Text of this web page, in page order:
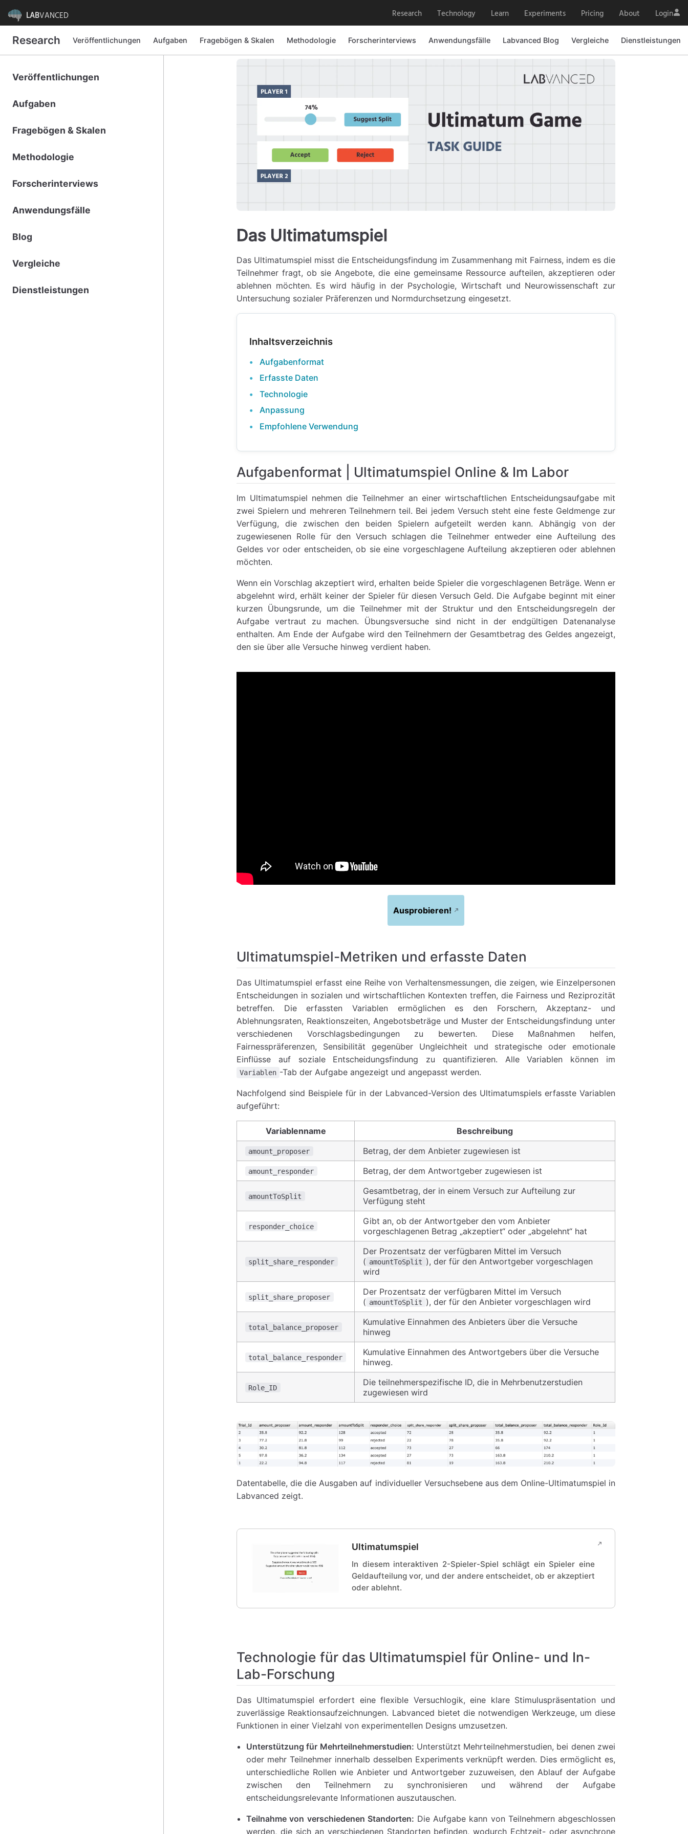
LABVANCED Research Technology Learn Experiments Pricing About Login
Research Veröffentlichungen Aufgaben Fragebögen & Skalen Methodologie Forscherinterviews Anwendungsfälle Labvanced Blog Vergleiche Dienstleistungen
Veröffentlichungen
Aufgaben
Fragebögen & Skalen
Methodologie
Forscherinterviews
Anwendungsfälle
Blog
Vergleiche
Dienstleistungen
Das Ultimatumspiel
Das Ultimatumspiel misst die Entscheidungsfindung im Zusammenhang mit Fairness, indem es die
Teilnehmer fragt, ob sie Angebote, die eine gemeinsame Ressource aufteilen, akzeptieren oder
ablehnen möchten. Es wird häufig in der Psychologie, Wirtschaft und Neurowissenschaft zur
Untersuchung sozialer Präferenzen und Normdurchsetzung eingesetzt.
Inhaltsverzeichnis
Aufgabenformat
Erfasste Daten
Technologie
Anpassung
Empfohlene Verwendung
Aufgabenformat | Ultimatumspiel Online & Im Labor
Im Ultimatumspiel nehmen die Teilnehmer an einer wirtschaftlichen Entscheidungsaufgabe mit
zwei Spielern und mehreren Teilnehmern teil. Bei jedem Versuch steht eine feste Geldmenge zur
Verfügung, die zwischen den beiden Spielern aufgeteilt werden kann. Abhängig von der
zugewiesenen Rolle für den Versuch schlagen die Teilnehmer entweder eine Aufteilung des
Geldes vor oder entscheiden, ob sie eine vorgeschlagene Aufteilung akzeptieren oder ablehnen
möchten.
Wenn ein Vorschlag akzeptiert wird, erhalten beide Spieler die vorgeschlagenen Beträge. Wenn er
abgelehnt wird, erhält keiner der Spieler für diesen Versuch Geld. Die Aufgabe beginnt mit einer
kurzen Übungsrunde, um die Teilnehmer mit der Struktur und den Entscheidungsregeln der
Aufgabe vertraut zu machen. Übungsversuche sind nicht in der endgültigen Datenanalyse
enthalten. Am Ende der Aufgabe wird den Teilnehmern der Gesamtbetrag des Geldes angezeigt,
den sie über alle Versuche hinweg verdient haben.
Ausprobieren!
Ultimatumspiel-Metriken und erfasste Daten
Das Ultimatumspiel erfasst eine Reihe von Verhaltensmessungen, die zeigen, wie Einzelpersonen
Entscheidungen in sozialen und wirtschaftlichen Kontexten treffen, die Fairness und Reziprozität
betreffen. Die erfassten Variablen ermöglichen es den Forschern, Akzeptanz- und
Ablehnungsraten, Reaktionszeiten, Angebotsbeträge und Muster der Entscheidungsfindung unter
verschiedenen Vorschlagsbedingungen zu bewerten. Diese Maßnahmen helfen,
Fairnesspräferenzen, Sensibilität gegenüber Ungleichheit und strategische oder emotionale
Einflüsse auf soziale Entscheidungsfindung zu quantifizieren. Alle Variablen können im
Variablen -Tab der Aufgabe angezeigt und angepasst werden.
Nachfolgend sind Beispiele für in der Labvanced-Version des Ultimatumspiels erfasste Variablen
aufgeführt:
Variablenname Beschreibung
amount_proposer Betrag, der dem Anbieter zugewiesen ist
amount_responder Betrag, der dem Antwortgeber zugewiesen ist
amountToSplit
Gesamtbetrag, der in einem Versuch zur Aufteilung zur
Verfügung steht
responder_choice
Gibt an, ob der Antwortgeber den vom Anbieter
vorgeschlagenen Betrag „akzeptiert“ oder „abgelehnt“ hat
split_share_responder
Der Prozentsatz der verfügbaren Mittel im Versuch
( amountToSplit ), der für den Antwortgeber vorgeschlagen
wird
split_share_proposer
Der Prozentsatz der verfügbaren Mittel im Versuch
( amountToSplit ), der für den Anbieter vorgeschlagen wird
total_balance_proposer
Kumulative Einnahmen des Anbieters über die Versuche
hinweg
total_balance_responder
Kumulative Einnahmen des Antwortgebers über die Versuche
hinweg.
Role_ID
Die teilnehmerspezifische ID, die in Mehrbenutzerstudien
zugewiesen wird
Datentabelle, die die Ausgaben auf individueller Versuchsebene aus dem Online-Ultimatumspiel in
Labvanced zeigt.
Ultimatumspiel
In diesem interaktiven 2-Spieler-Spiel schlägt ein Spieler eine
Geldaufteilung vor, und der andere entscheidet, ob er akzeptiert
oder ablehnt.
Technologie für das Ultimatumspiel für Online- und In-
Lab-Forschung
Das Ultimatumspiel erfordert eine flexible Versuchlogik, eine klare Stimuluspräsentation und
zuverlässige Reaktionsaufzeichnungen. Labvanced bietet die notwendigen Werkzeuge, um diese
Funktionen in einer Vielzahl von experimentellen Designs umzusetzen.
Unterstützung für Mehrteilnehmerstudien: Unterstützt Mehrteilnehmerstudien, bei denen zwei
oder mehr Teilnehmer innerhalb desselben Experiments verknüpft werden. Dies ermöglicht es,
unterschiedliche Rollen wie Anbieter und Antwortgeber zuzuweisen, den Ablauf der Aufgabe
zwischen den Teilnehmern zu synchronisieren und während der Aufgabe
entscheidungsrelevante Informationen auszutauschen.
Teilnahme von verschiedenen Standorten: Die Aufgabe kann von Teilnehmern abgeschlossen
werden, die sich an verschiedenen Standorten befinden, wodurch Echtzeit- oder asynchrone